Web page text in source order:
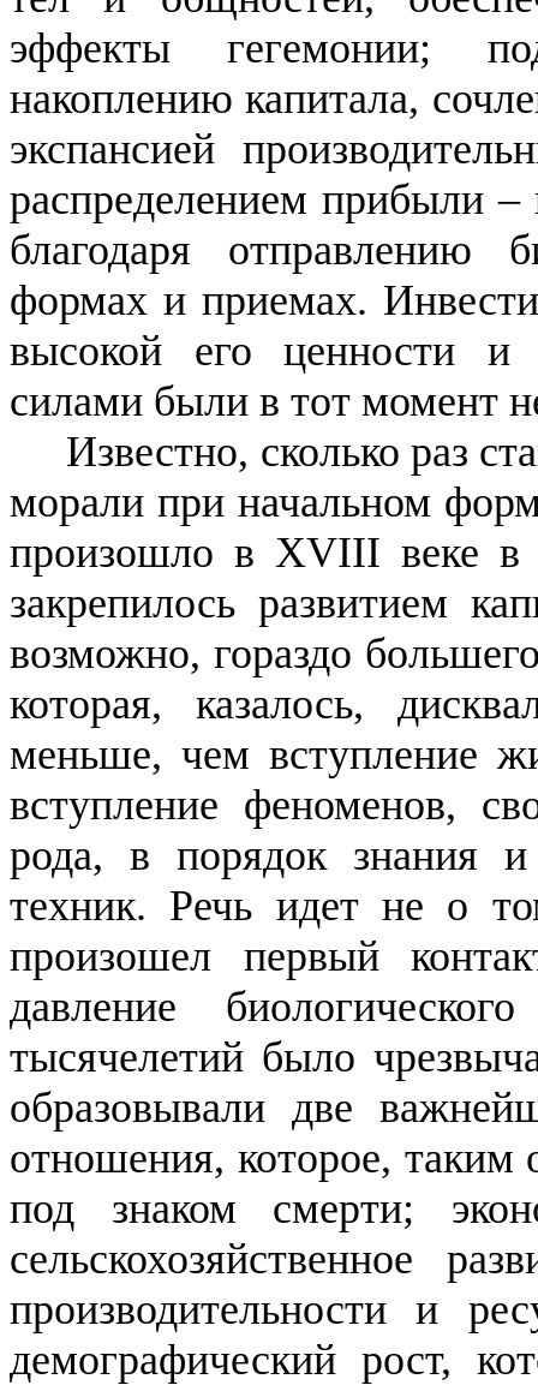
эффекты гегемонии;
накоплению капитала,
экспансией
распределением прибыли –
благодаря отправлению
формах и приемах.
высокой его ценности и
силами были в тот момент
Известно, сколько раз
морали при начальном
произошло в XVIII веке в
закрепилось развитием
возможно, гораздо
которая, казалось,
меньше, чем вступление
вступление феноменов,
рода, в порядок знания
техник. Речь идет не о
произошел первый
давление биологического
тысячелетий было
образовывали две
отношения, которое,
под знаком смерти;
сельскохозяйственное
производительности и
демографический рост,